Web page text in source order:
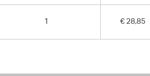
1 € 28,85